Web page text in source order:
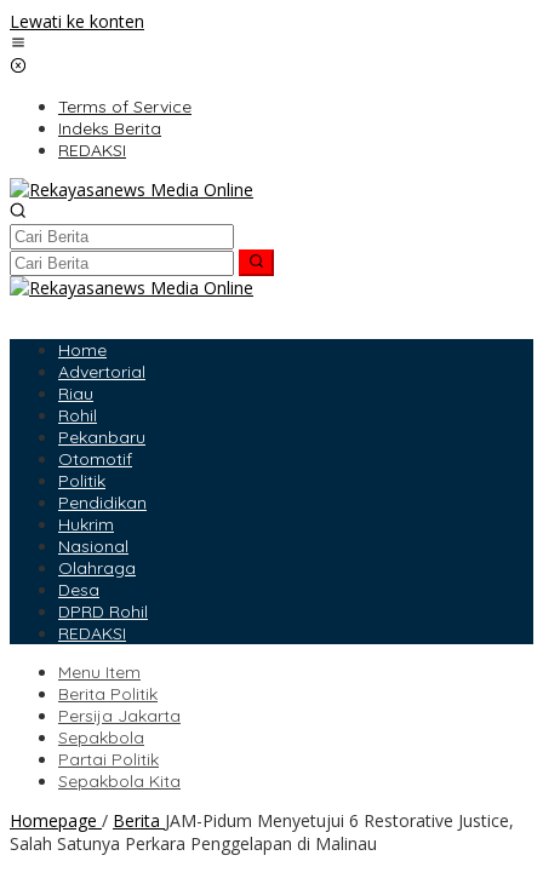
Lewati ke konten
Terms of Service
Indeks Berita
REDAKSI
Home
Advertorial
Riau
Rohil
Pekanbaru
Otomotif
Politik
Pendidikan
Hukrim
Nasional
Olahraga
Desa
DPRD Rohil
REDAKSI
Menu Item
Berita Politik
Persija Jakarta
Sepakbola
Partai Politik
Sepakbola Kita
Homepage / Berita JAM-Pidum Menyetujui 6 Restorative Justice,
Salah Satunya Perkara Penggelapan di Malinau